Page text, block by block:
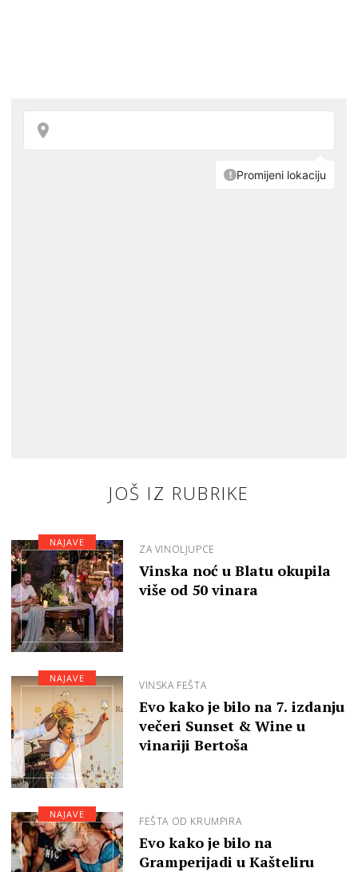
JOŠ IZ RUBRIKE
ZA VINOLJUPCE
Vinska noć u Blatu okupila
više od 50 vinara
NAJAVE
VINSKA FEŠTA
Evo kako je bilo na 7. izdanju
večeri Sunset & Wine u
vinariji Bertoša
NAJAVE
FEŠTA OD KRUMPIRA
Evo kako je bilo na
Gramperijadi u Kašteliru
NAJAVE